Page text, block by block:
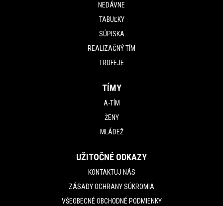
NEDÁVNE
TABUĽKY
SÚPISKA
REALIZAČNÝ TÍM
TROFEJE
TÍMY
A-TÍM
ŽENY
MLÁDEŽ
UŽITOČNÉ ODKAZY
KONTAKTUJ NÁS
ZÁSADY OCHRANY SÚKROMIA
VŠEOBECNÉ OBCHODNÉ PODMIENKY